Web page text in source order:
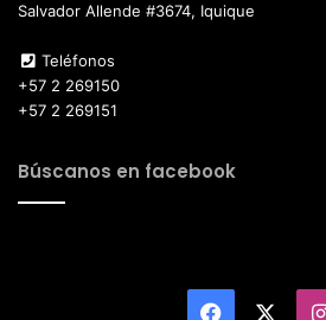
Salvador Allende #3674, Iquique
Teléfonos
+57 2 269150
+57 2 269151
Búscanos en facebook
Facebook